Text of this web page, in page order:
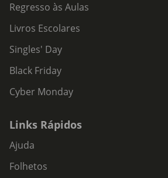
Regresso às Aulas
Livros Escolares
Singles' Day
Black Friday
Cyber Monday
Links Rápidos
Ajuda
Folhetos